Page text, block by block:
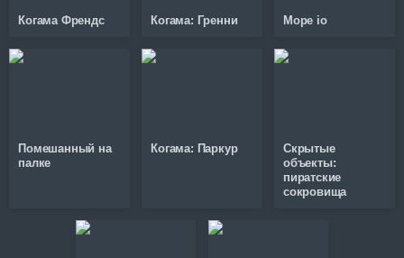
Когама Френдс Когама: Гренни Mope io
Помешанный на
палке
Когама: Паркур
Скрытые
объекты:
пиратские
сокровища